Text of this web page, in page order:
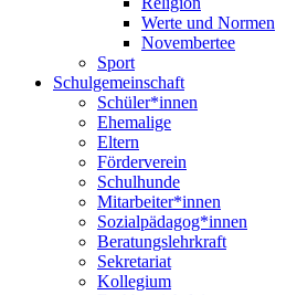
Werte und Normen
Novembertee
Sport
Schulgemeinschaft
Schüler*innen
Ehemalige
Eltern
Förderverein
Schulhunde
Mitarbeiter*innen
Sozialpädagog*innen
Beratungslehrkraft
Sekretariat
Kollegium